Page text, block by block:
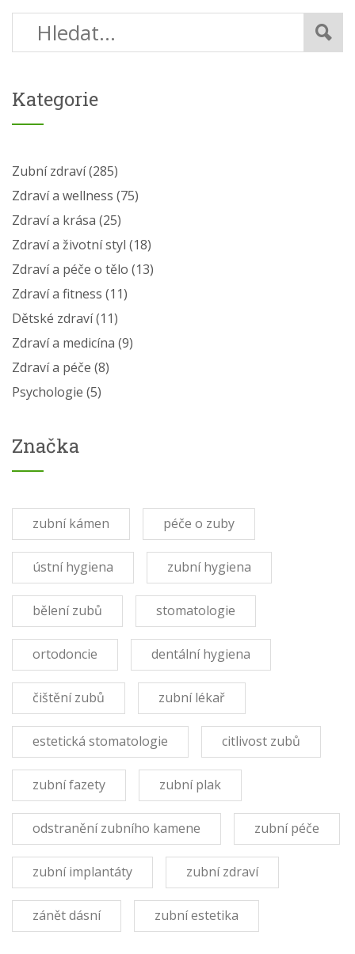
Kategorie
Zubní zdraví(285)
Zdraví a wellness (75)
Zdraví a krása (25)
Zdraví a životní styl (18)
Zdraví a péče o tělo (13)
Zdraví a fitness (11)
Dětské zdraví(11)
Zdraví a medicína (9)
Zdraví a péče (8)
Psychologie (5)
Značka
zubní kámen péče o zuby
ústní hygiena zubní hygiena
bělení zubů stomatologie
ortodoncie dentální hygiena
čištění zubů zubní lékař
estetická stomatologie citlivost zubů
zubní fazety zubní plak
odstranění zubního kamene zubní péče
zubní implantáty zubní zdraví
zánět dásní zubní estetika